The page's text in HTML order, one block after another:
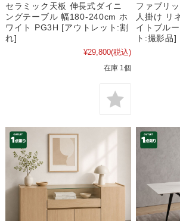
セラミック天板 伸長式ダイニ
ングテーブル 幅180-240cm ホ
ワイト PG3H [アウトレット:割
れ]
¥29,800(税込)
在庫 1個
ファブリ
人掛け リ
イトブル
ト:撮影品]